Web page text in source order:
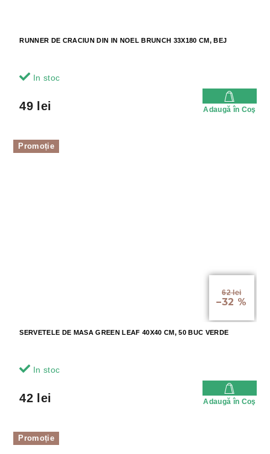
RUNNER DE CRACIUN DIN IN NOEL BRUNCH 33X180 CM, BEJ
In stoc
49 lei Adaugă în Coş
Promoție
62 lei
–32 %
SERVETELE DE MASA GREEN LEAF 40X40 CM, 50 BUC VERDE
In stoc
42 lei Adaugă în Coş
Promoție